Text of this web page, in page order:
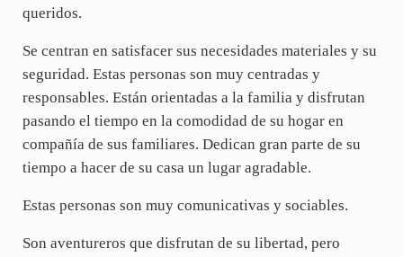
queridos.
Se centran en satisfacer sus necesidades materiales y su
seguridad. Estas personas son muy centradas y
responsables. Están orientadas a la familia y disfrutan
pasando el tiempo en la comodidad de su hogar en
compañía de sus familiares. Dedican gran parte de su
tiempo a hacer de su casa un lugar agradable.
Estas personas son muy comunicativas y sociables.
Son aventureros que disfrutan de su libertad, pero